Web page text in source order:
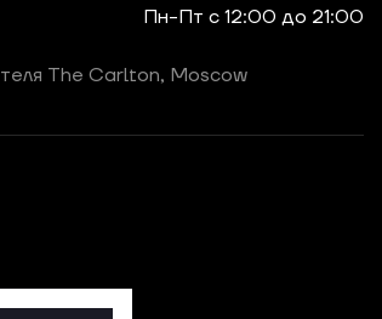
Пн-Пт c 12:00 до 21:00
The Carlton, Moscow